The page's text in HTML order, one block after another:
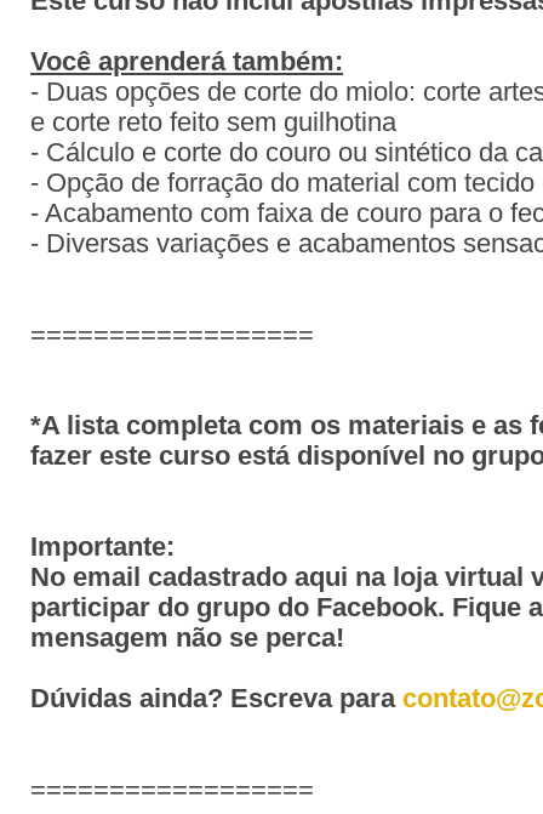
Você aprenderá também:
- Duas opções de corte do miolo: corte
e corte reto feito sem guilhotina
- Cálculo e corte do couro ou sintético da
- Opção de forração do material com tecido
- Acabamento com faixa de couro para o
- Diversas variações e acabamentos
==================
*A lista completa com os materiais e as
fazer este curso está disponível no
Importante:
No email cadastrado aqui na loja virtual
participar do grupo do Facebook. Fique
mensagem não se perca!
Dúvidas ainda? Escreva para
==================